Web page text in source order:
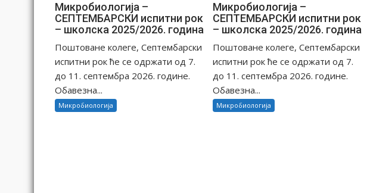
Микробиологија –
СЕПТЕМБАРСКИ испитни рок
– школска 2025/2026. година
Поштоване колеге, Септембарски
испитни рок ће се одржати од 7.
до 11. септембра 2026. године.
Обавезна...
Микробиологија
Микробиологија –
СЕПТЕМБАРСКИ испитни рок
– школска 2025/2026. година
Поштоване колеге, Септембарски
испитни рок ће се одржати од 7.
до 11. септембра 2026. године.
Обавезна...
Микробиологија